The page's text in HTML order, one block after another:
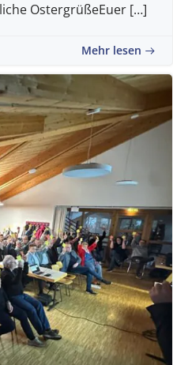
OstergrüßeEuer […]
Mehr lesen